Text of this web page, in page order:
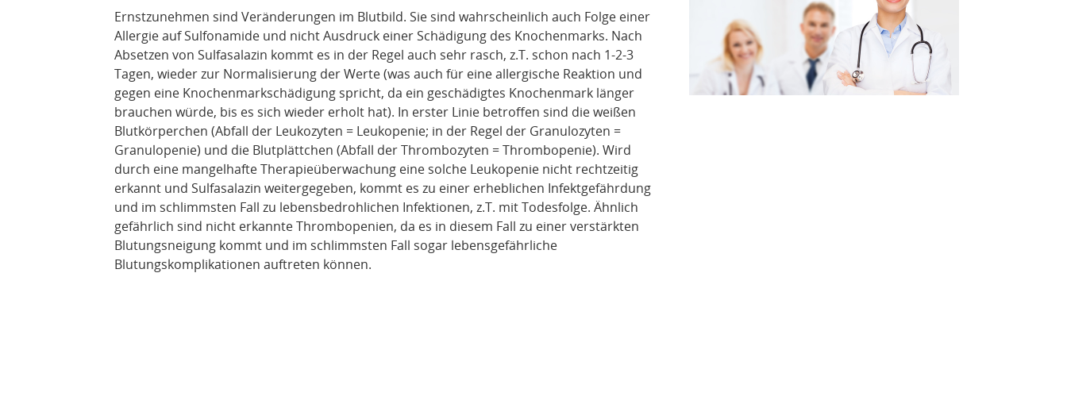
Ernstzunehmen sind Veränderungen im Blutbild. Sie sind wahrscheinlich auch Folge einer
Allergie auf Sulfonamide und nicht Ausdruck einer Schädigung des Knochenmarks. Nach
Absetzen von Sulfasalazin kommt es in der Regel auch sehr rasch, z.T. schon nach 1-2-3
Tagen, wieder zur Normalisierung der Werte (was auch für eine allergische Reaktion und
gegen eine Knochenmarkschädigung spricht, da ein geschädigtes Knochenmark länger
brauchen würde, bis es sich wieder erholt hat). In erster Linie betroffen sind die weißen
Blutkörperchen (Abfall der Leukozyten = Leukopenie; in der Regel der Granulozyten =
Granulopenie) und die Blutplättchen (Abfall der Thrombozyten = Thrombopenie). Wird
durch eine mangelhafte Therapieüberwachung eine solche Leukopenie nicht rechtzeitig
erkannt und Sulfasalazin weitergegeben, kommt es zu einer erheblichen Infektgefährdung
und im schlimmsten Fall zu lebensbedrohlichen Infektionen, z.T. mit Todesfolge. Ähnlich
gefährlich sind nicht erkannte Thrombopenien, da es in diesem Fall zu einer verstärkten
Blutungsneigung kommt und im schlimmsten Fall sogar lebensgefährliche
Blutungskomplikationen auftreten können.